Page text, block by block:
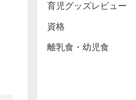
育児グッズレビュー
資格
離乳食・幼児食